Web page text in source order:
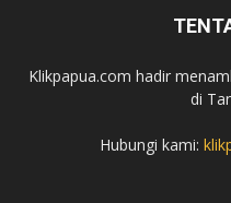
Klikpapua.com hadir
di
Hubungi kami: